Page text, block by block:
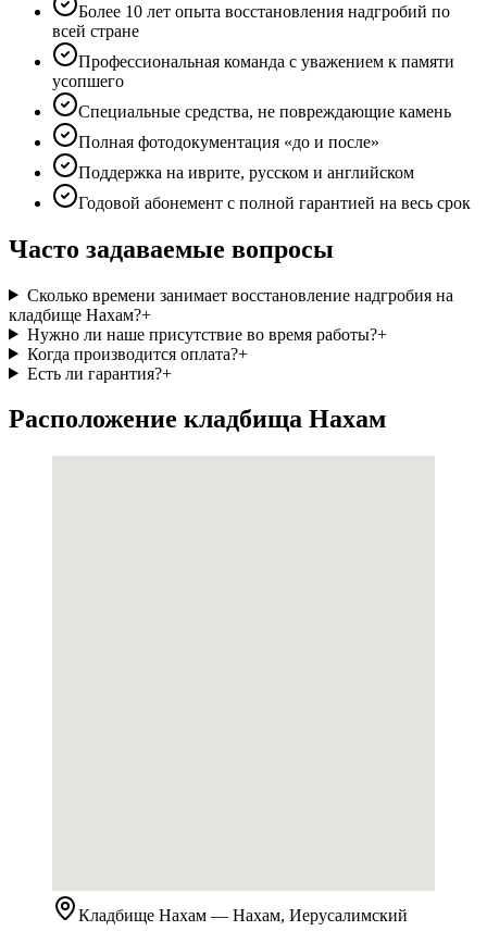
Более 10 лет опыта восстановления надгробий по
всей стране
Профессиональная команда с уважением к памяти
усопшего
Специальные средства, не повреждающие камень
Полная фотодокументация «до и после»
Поддержка на иврите, русском и английском
Годовой абонемент с полной гарантией на весь срок
Часто задаваемые вопросы
Сколько времени занимает восстановление надгробия на
кладбище Нахам?+
Нужно ли наше присутствие во время работы?+
Когда производится оплата?+
Есть ли гарантия?+
Расположение кладбища Нахам
Кладбище Нахам — Нахам, Иерусалимский